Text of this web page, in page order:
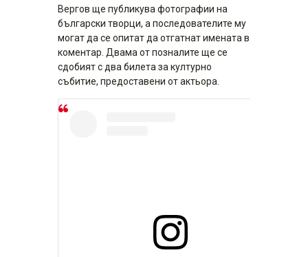
Вергов ще публикува фотографии на
български творци, а последователите му
могат да се опитат да отгатнат имената в
коментар. Двама от позналите ще се
сдобият с два билета за културно
събитие, предоставени от актьора.